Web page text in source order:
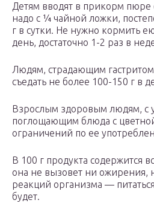
Детям вводят в прикорм пюре
надо с ¼ чайной ложки,
г в сутки. Не нужно кормить
день, достаточно 1-2 раз в
Людям, страдающим
съедать не более 100-150 г в
Взрослым здоровым людям, с
поглощающим блюда с
ограничений по ее
В 100 г продукта содержится
она не вызовет ни ожирения,
реакций организма —
будет.